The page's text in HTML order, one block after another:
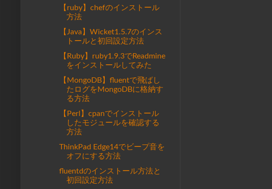
【ruby】chefのインストール
方法
【Java】Wicket1.5.7のインス
トールと初回設定方法
【Ruby】ruby1.9.3でReadmine
をインストールしてみた
【MongoDB】fluentで飛ばし
たログをMongoDBに格納す
る方法
【Perl】cpanでインストール
したモジュールを確認する
方法
ThinkPad Edge14でビープ音を
オフにする方法
fluentdのインストール方法と
初回設定方法